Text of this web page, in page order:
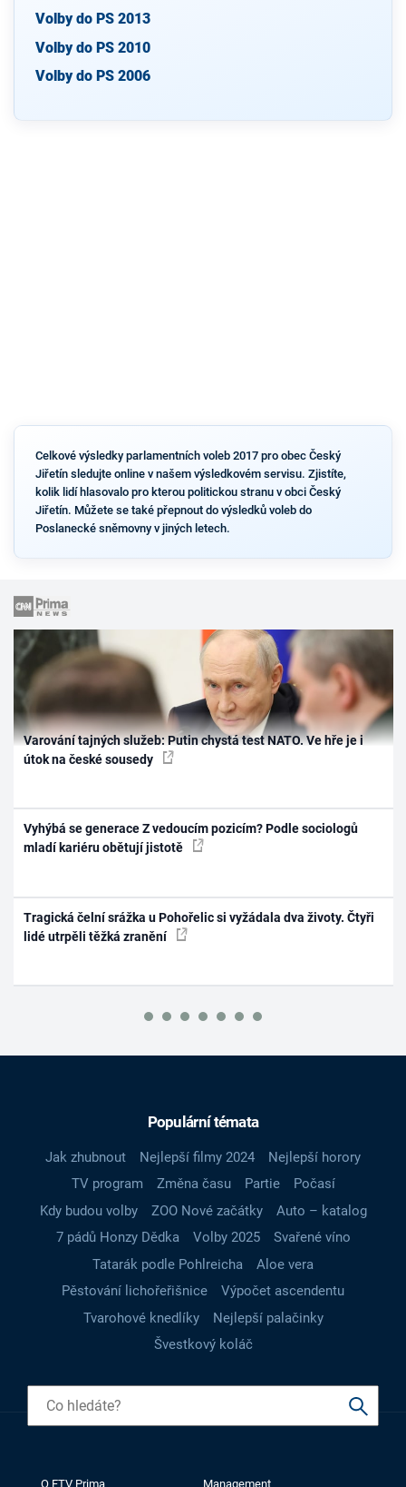
Volby do PS 2013
Volby do PS 2010
Volby do PS 2006
Celkové výsledky parlamentních voleb 2017 pro obec Český
Jiřetín sledujte online v našem výsledkovém servisu. Zjistíte,
kolik lidí hlasovalo pro kterou politickou stranu v obci Český
Jiřetín. Můžete se také přepnout do výsledků voleb do
Poslanecké sněmovny v jiných letech.
Varování tajných služeb: Putin chystá test NATO. Ve hře je i
útok na české sousedy
Vyhýbá se generace Z vedoucím pozicím? Podle sociologů
mladí kariéru obětují jistotě
Tragická čelní srážka u Pohořelic si vyžádala dva životy. Čtyři
lidé utrpěli těžká zranění
Populární témata
Jak zhubnout Nejlepší filmy 2024
Nejlepší horory
TV program
Změna času Partie
Počasí
Kdy budou volby
ZOO Nové začátky
Auto – katalog
7 pádů Honzy Dědka
Volby 2025
Svařené víno
Tatarák podle Pohlreicha
Aloe vera
Pěstování lichořeřišnice
Výpočet ascendentu
Tvarohové knedlíky
Nejlepší palačinky
Švestkový koláč
O FTV Prima Management